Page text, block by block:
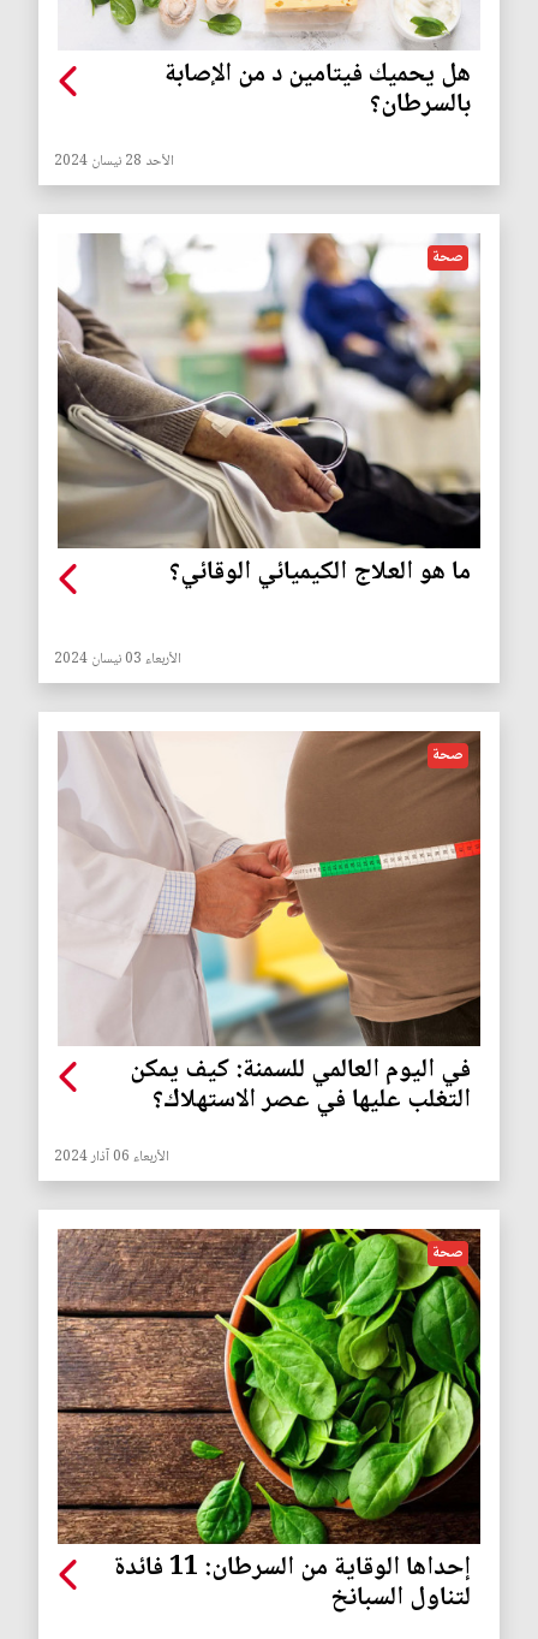
هل يحميك فيتامين د من الإصابة
بالسرطان؟
الأحد 28 نيسان 2024
صحة
ما هو العلاج الكيميائي الوقائي؟
الأربعاء 03 نيسان 2024
صحة
في اليوم العالمي للسمنة: كيف يمكن
التغلب عليها في عصر الاستهلاك؟
الأربعاء 06 آذار 2024
صحة
إحداها الوقاية من السرطان: 11 فائدة
لتناول السبانخ